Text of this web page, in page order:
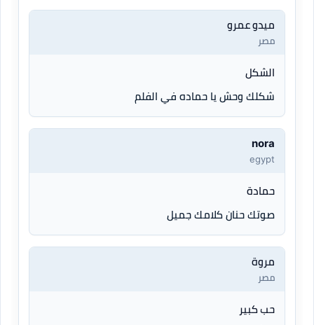
ميدو عمرو
مصر
الشكل
شكلك وحش يا حماده في الفلم
nora
egypt
حمادة
صوتك حنان كلامك جميل
مروة
مصر
حب كبير